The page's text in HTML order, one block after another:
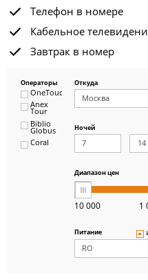
Телефон в номере
Кабельное
Завтрак в номер
Операторы
OneTouch&Travel
Anex
Tour
Biblio
Globus
Coral
Откуда
Ночей
Диапазон цен
10 000 1
Питание